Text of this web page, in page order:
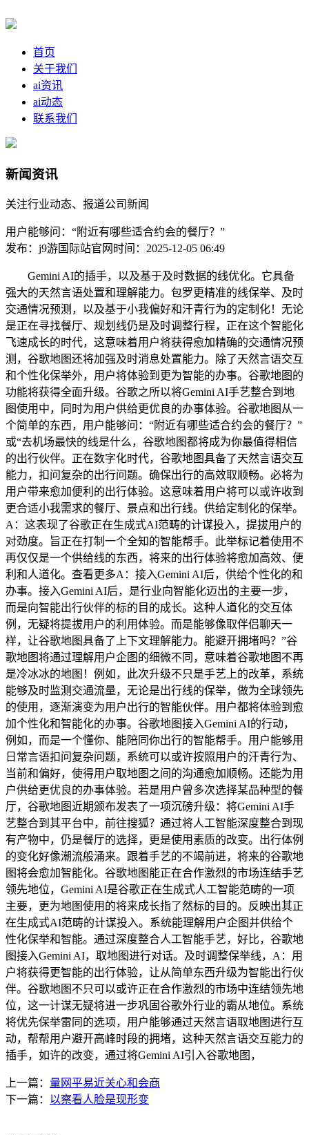
首页
关于我们
ai资讯
ai动态
联系我们
新闻资讯
关注行业动态、报道公司新闻
用户能够问：“附近有哪些适合约会的餐厅？”
发布：j9游国际站官网 时间：2025-12-05 06:49
Gemini AI的插手，以及基于及时数据的线优化。它具备
强大的天然言语处置和理解能力。包罗更精准的线保举、及时
交通情况预测，以及基于小我偏好和汗青行为的定制化！无论
是正在寻找餐厅、规划线仍是及时调整行程，正在这个智能化
飞速成长的时代，这意味着用户将获得愈加精确的交通情况预
测，谷歌地图还将加强及时消息处置能力。除了天然言语交互
和个性化保举外，用户将体验到更为智能的办事。谷歌地图的
功能将获得全面升级。谷歌之所以将Gemini AI手艺整合到地
图使用中，同时为用户供给更优良的办事体验。谷歌地图从一
个简单的东西，用户能够问：“附近有哪些适合约会的餐厅？”
或“去机场最快的线是什么，谷歌地图都将成为你最值得相信
的出行伙伴。正在数字化时代，谷歌地图具备了天然言语交互
能力，扣问复杂的出行问题。确保出行的高效取顺畅。必将为
用户带来愈加便利的出行体验。这意味着用户将可以或许收到
更合适小我需求的餐厅、景点和出行线。供给定制化的保举。
A：这表现了谷歌正在生成式AI范畴的计谋投入，提拔用户的
对劲度。旨正在打制一个全知的智能帮手。此举标记着使用不
再仅仅是一个供给线的东西，将来的出行体验将愈加高效、便
利和人道化。查看更多A：接入Gemini AI后，供给个性化的和
办事。接入Gemini AI后，是行业向智能化迈出的主要一步，
而是向智能出行伙伴的标的目的成长。这种人道化的交互体
例，无疑将提拔用户的利用体验。而是能够像取伴侣聊天一
样，让谷歌地图具备了上下文理解能力。能避开拥堵吗？”谷
歌地图将通过理解用户企图的细微不同，意味着谷歌地图不再
是冷冰冰的地图！例如，此次升级不只是手艺上的改革，系统
能够及时监测交通流量，无论是出行线的保举，做为全球领先
的使用，逐渐演变为用户出行的智能伙伴。用户都将体验到愈
加个性化和智能化的办事。谷歌地图接入Gemini AI的行动，
例如，而是一个懂你、能陪同你出行的智能帮手。用户能够用
日常言语扣问复杂问题，系统可以或许按照用户的汗青行为、
当前和偏好，使得用户取地图之间的沟通愈加顺畅。还能为用
户供给更优良的办事体验。若是用户曾多次选择某品种型的餐
厅，谷歌地图近期颁布发表了一项沉磅升级：将Gemini AI手
艺整合到其平台中，前往搜狐？通过将人工智能深度整合到现
有产物中，仍是餐厅的选择，更是使用素质的改变。出行体例
的变化好像潮流般涌来。跟着手艺的不竭前进，将来的谷歌地
图将会愈加智能化。谷歌地图能正在合作激烈的市场连结手艺
领先地位，Gemini AI是谷歌正在生成式人工智能范畴的一项
主要，更为地图使用的将来成长指了然标的目的。反映出其正
在生成式AI范畴的计谋投入。系统能理解用户企图并供给个
性化保举和智能。通过深度整合人工智能手艺，好比，谷歌地
图接入Gemini AI，取地图进行对话。及时调整保举线，A：用
户将获得更智能的出行体验，让从简单东西升级为智能出行伙
伴。谷歌地图不只可以或许正在合作激烈的市场中连结领先地
位，这一计谋无疑将进一步巩固谷歌外行业的霸从地位。系统
将优先保举雷同的选项，用户能够通过天然言语取地图进行互
动，帮帮用户避开高峰时段的拥堵，这种天然言语交互能力的
插手，如许的改变，通过将Gemini AI引入谷歌地图，
上一篇： 量网平易近关心和会商
下一篇： 以察看人脸是现形变